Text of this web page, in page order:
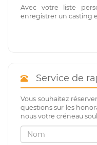
Avec votre liste
enregistrer un casting
Service de
Vous souhaitez
questions sur les
nous votre créneau